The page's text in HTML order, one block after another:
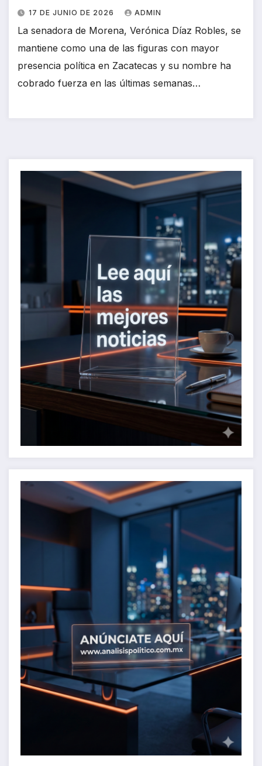
17 DE JUNIO DE 2026 ADMIN
La senadora de Morena, Verónica Díaz Robles, se
mantiene como una de las figuras con mayor
presencia política en Zacatecas y su nombre ha
cobrado fuerza en las últimas semanas…